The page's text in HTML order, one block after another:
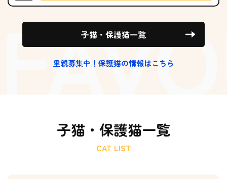
子猫・保護猫一覧
里親募集中！保護猫の情報はこちら
子猫・保護猫一覧
CAT LIST